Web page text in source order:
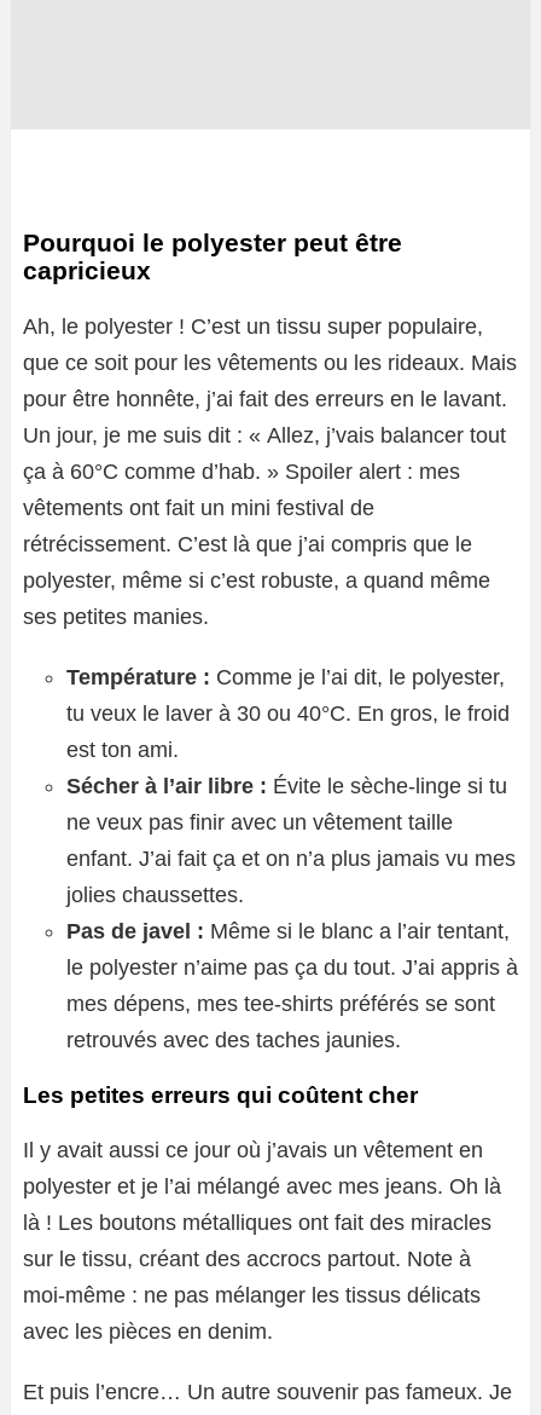
Pourquoi le polyester peut être
capricieux
Ah, le polyester ! C’est un tissu super populaire,
que ce soit pour les vêtements ou les rideaux. Mais
pour être honnête, j’ai fait des erreurs en le lavant.
Un jour, je me suis dit : « Allez, j’vais balancer tout
ça à 60°C comme d’hab. » Spoiler alert : mes
vêtements ont fait un mini festival de
rétrécissement. C’est là que j’ai compris que le
polyester, même si c’est robuste, a quand même
ses petites manies.
Température : Comme je l’ai dit, le polyester,
tu veux le laver à 30 ou 40°C. En gros, le froid
est ton ami.
Sécher à l’air libre : Évite le sèche-linge si tu
ne veux pas finir avec un vêtement taille
enfant. J’ai fait ça et on n’a plus jamais vu mes
jolies chaussettes.
Pas de javel : Même si le blanc a l’air tentant,
le polyester n’aime pas ça du tout. J’ai appris à
mes dépens, mes tee-shirts préférés se sont
retrouvés avec des taches jaunies.
Les petites erreurs qui coûtent cher
Il y avait aussi ce jour où j’avais un vêtement en
polyester et je l’ai mélangé avec mes jeans. Oh là
là ! Les boutons métalliques ont fait des miracles
sur le tissu, créant des accrocs partout. Note à
moi-même : ne pas mélanger les tissus délicats
avec les pièces en denim.
Et puis l’encre… Un autre souvenir pas fameux. Je